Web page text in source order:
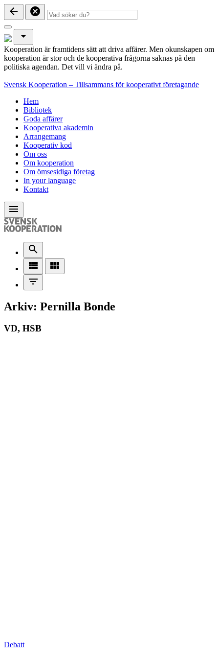
arrow_back cancel
arrow_drop_down
Kooperation är framtidens sätt att driva affärer. Men okunskapen om
kooperation är stor och de kooperativa frågorna saknas på den
politiska agendan. Det vill vi ändra på.
Svensk Kooperation – Tillsammans för kooperativt företagande
Hem
Bibliotek
Goda affärer
Kooperativa akademin
Arrangemang
Kooperativ kod
Om oss
Om kooperation
Om ömsesidiga företag
In your language
Kontakt
menu
search
view_list
view_module
filter_list
Arkiv: Pernilla Bonde
VD, HSB
Debatt